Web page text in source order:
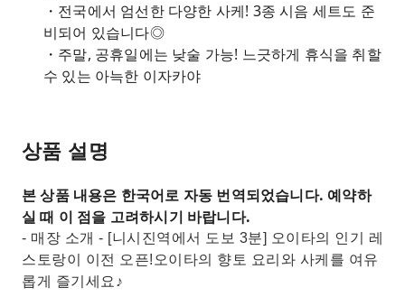
・전국에서 엄선한 다양한 사케! 3종 시음 세트도 준
비되어 있습니다◎
・주말, 공휴일에는 낮술 가능! 느긋하게 휴식을 취할
수 있는 아늑한 이자카야
상품 설명
본 상품 내용은 한국어로 자동 번역되었습니다. 예약하
실 때 이 점을 고려하시기 바랍니다.
- 매장 소개 - [니시진역에서 도보 3분] 오이타의 인기 레
스토랑이 이전 오픈!오이타의 향토 요리와 사케를 여유
롭게 즐기세요♪